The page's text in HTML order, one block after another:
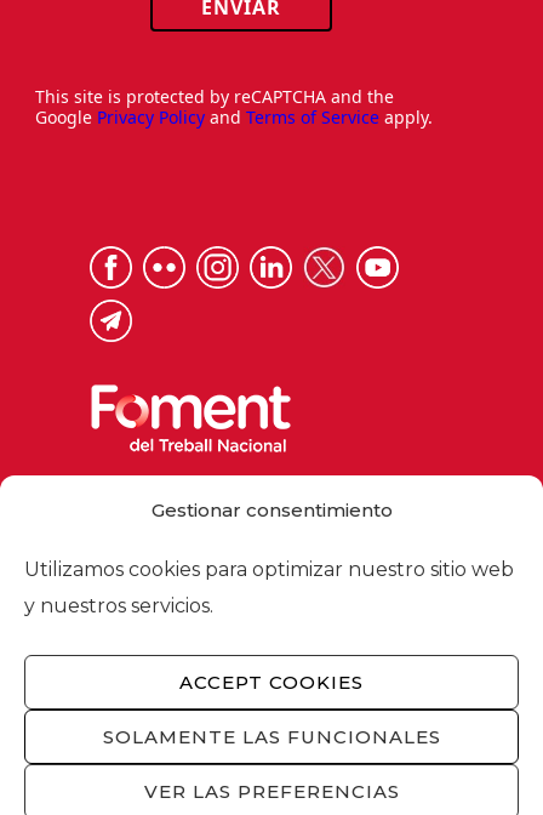
Gestionar consentimiento
Utilizamos cookies para optimizar nuestro sitio web
y nuestros servicios.
ACCEPT COOKIES
SOLAMENTE LAS FUNCIONALES
VER LAS PREFERENCIAS
ENVIAR
This site is protected by reCAPTCHA and the
Google Privacy Policy and Terms of Service apply.
foment@foment.com
© 2026 - Foment del Treball Nacional
de privacidad /Política de cookies